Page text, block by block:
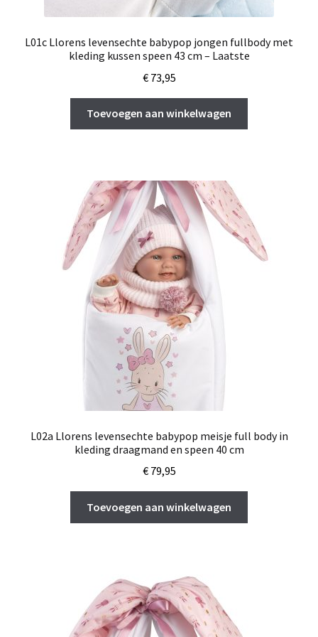
L01c Llorens levensechte babypop jongen fullbody met
kleding kussen speen 43 cm – Laatste
€73,95
Toevoegen aan winkelwagen
L02a Llorens levensechte babypop meisje full body in
kleding draagmand en speen 40 cm
€79,95
Toevoegen aan winkelwagen